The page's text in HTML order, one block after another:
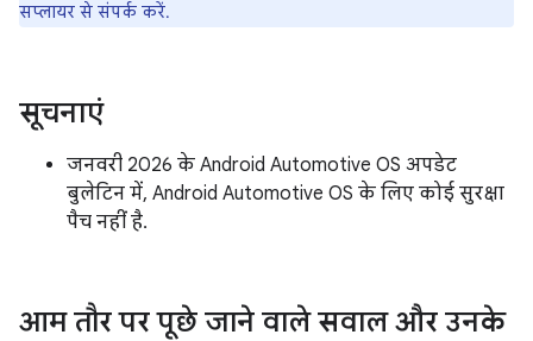
सप्लायर से संपर्क करें.
सूचनाएं
जनवरी 2026 के Android Automotive OS अपडेट
बुलेटिन में, Android Automotive OS के लिए कोई सुरक्षा
पैच नहीं है.
आम तौर पर पूछे जाने वाले सवाल और उनके